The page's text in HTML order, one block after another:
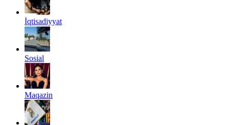
İqtisadiyyat
Sosial
Maqazin